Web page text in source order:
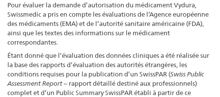
Pour évaluer la demande d’autorisation du médicament Vydura,
Swissmedic a pris en compte les évaluations de l’Agence européenne
des médicaments (EMA) et de l’autorité sanitaire américaine (FDA),
ainsi que les textes des informations sur le médicament
correspondantes.
Étant donné que l’évaluation des données cliniques a été réalisée sur
la base des rapports d’évaluation des autorités étrangères, les
conditions requises pour la publication d’un SwissPAR (Swiss Public
Assessment Report– rapport détaillé destiné aux professionnels)
complet et d’un Public Summary SwissPAR établi à partir de ce